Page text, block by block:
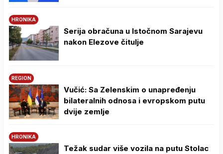
HRONIKA
Serija obračuna u Istočnom Sarajevu
nakon Elezove čitulje
REGION
Vučić: Sa Zelenskim o unapređenju
bilateralnih odnosa i evropskom putu
dvije zemlje
HRONIKA
Težak sudar više vozila na putu Stolac